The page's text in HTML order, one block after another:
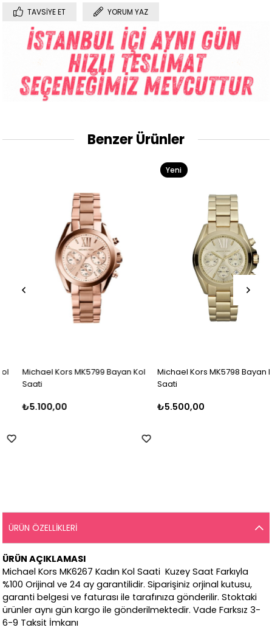
TAVSIYE ET YORUM YAZ
Benzer Ürünler
Michael Kors MK5799 Bayan Kol
Saati
₺5.100,00
Michael Kors MK5798 Bayan Kol
Saati
₺5.500,00
Yeni
ÜRÜN ÖZELLIKLERI
ÜRÜN AÇIKLAMASI
Michael Kors MK6267 Kadın Kol Saati Kuzey Saat Farkıyla
%100 Orijinal ve 24 ay garantilidir. Siparişiniz orjinal kutusu,
garanti belgesi ve faturası ile tarafınıza gönderilir. Stoktaki
ürünler aynı gün kargo ile gönderilmektedir. Vade Farksız 3-
6-9 Taksit İmkanı